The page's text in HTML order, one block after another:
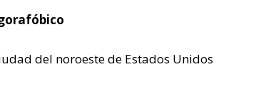
del noroeste de Estados Unidos